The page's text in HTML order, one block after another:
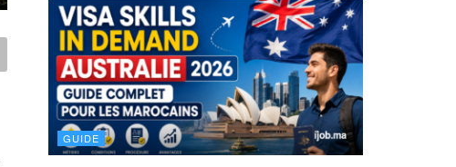
GUIDE